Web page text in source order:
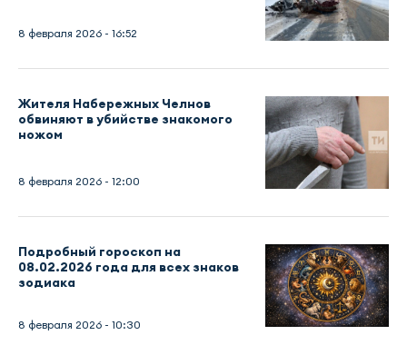
8 февраля 2026 - 16:52
Жителя Набережных Челнов
обвиняют в убийстве знакомого
ножом
8 февраля 2026 - 12:00
Подробный гороскоп на
08.02.2026 года для всех знаков
зодиака
8 февраля 2026 - 10:30